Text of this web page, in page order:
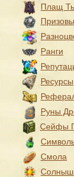
Плащ
Ранги
Ресурсы
Руны
Сейфы
Смола